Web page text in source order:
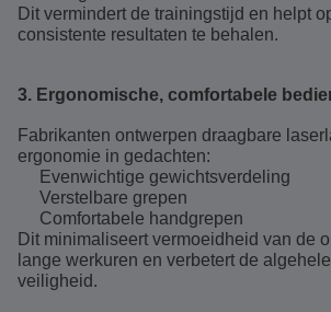
Dit vermindert de trainingstijd en helpt
consistente resultaten te behalen.
3. Ergonomische, comfortabele
Fabrikanten ontwerpen draagbare
ergonomie in gedachten:
Evenwichtige gewichtsverdeling
Verstelbare grepen
Comfortabele handgrepen
Dit minimaliseert vermoeidheid van de
lange werkuren en verbetert de
veiligheid.